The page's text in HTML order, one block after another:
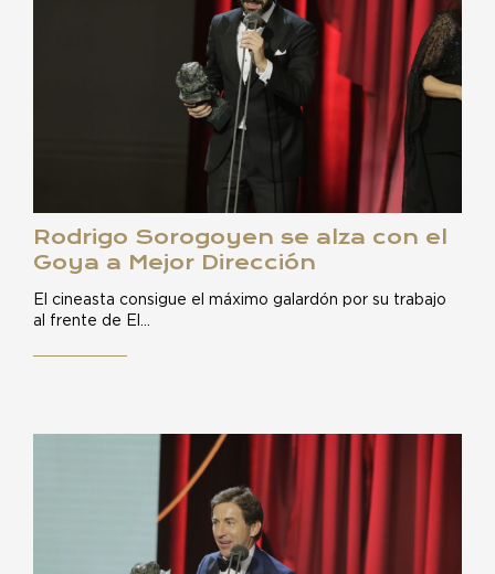
Rodrigo Sorogoyen se alza con el
Goya a Mejor Dirección
El cineasta consigue el máximo galardón por su trabajo
al frente de El…